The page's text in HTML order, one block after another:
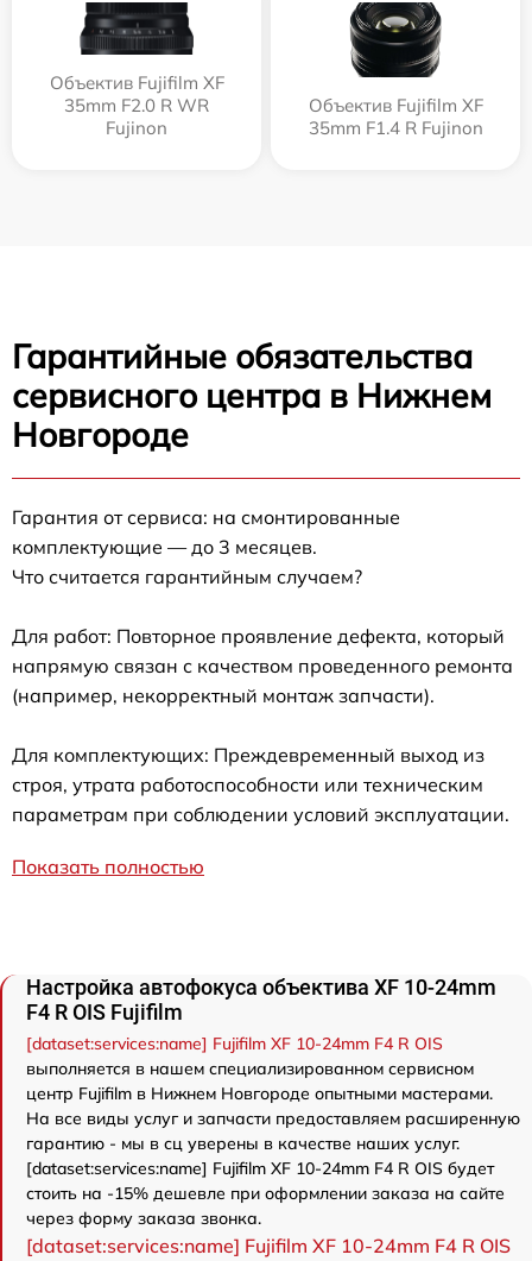
Объектив Fujifilm XF
35mm F2.0 R WR
Fujinon
Объектив Fujifilm XF
35mm F1.4 R Fujinon
Гарантийные обязательства
сервисного центра в Нижнем
Новгороде
Гарантия от сервиса: на смонтированные
комплектующие — до 3 месяцев.
Что считается гарантийным случаем?
Для работ: Повторное проявление дефекта, который
напрямую связан с качеством проведенного ремонта
(например, некорректный монтаж запчасти).
Для комплектующих: Преждевременный выход из
строя, утрата работоспособности или техническим
параметрам при соблюдении условий эксплуатации.
Показать полностью
Настройка автофокуса объектива XF 10-24mm
F4 R OIS Fujifilm
[dataset:services:name] Fujifilm XF 10-24mm F4 R OIS
выполняется в нашем специализированном сервисном
центр Fujifilm в Нижнем Новгороде опытными мастерами.
На все виды услуг и запчасти предоставляем расширенную
гарантию - мы в сц уверены в качестве наших услуг.
[dataset:services:name] Fujifilm XF 10-24mm F4 R OIS будет
стоить на -15% дешевле при оформлении заказа на сайте
через форму заказа звонка.
[dataset:services:name] Fujifilm XF 10-24mm F4 R OIS